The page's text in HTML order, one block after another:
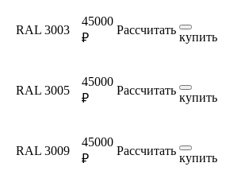
RAL 3003
45000
₽
Рассчитать
купить
RAL 3005
45000
₽
Рассчитать
купить
RAL 3009
45000
₽
Рассчитать
купить